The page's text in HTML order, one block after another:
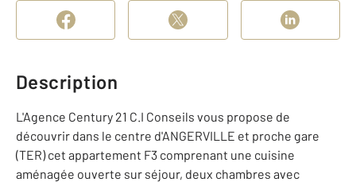
Description
L'Agence Century 21 C.I Conseils vous propose de
découvrir dans le centre d'ANGERVILLE et proche gare
(TER) cet appartement F3 comprenant une cuisine
aménagée ouverte sur séjour, deux chambres avec